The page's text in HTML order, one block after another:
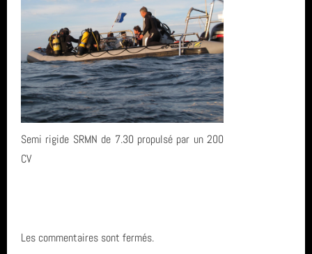
Carentec Finistère
SN1
Eolienne
année 2008 (2)
année 2007 (3)
année 2006 (1)
total (111)
Semi rigide SRMN de 7.30 propulsé par un 200
CV
Les commentaires sont fermés.